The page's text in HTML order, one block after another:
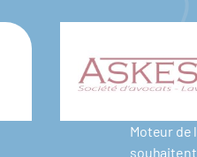
Moteur de